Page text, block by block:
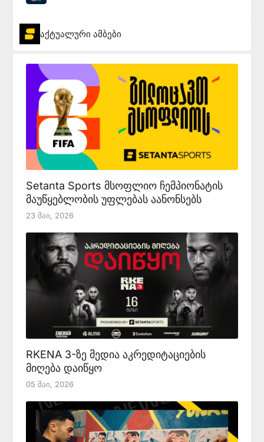
აქტუალური ამბები
Setanta Sports მსოფლიო ჩემპიონატის
მაუწყებლობის უფლებას აანონსებს
23 Მაი, 2026
RKENA 3-ზე მედია აკრედიტაციების
მიღება დაიწყო
05 Მაი, 2026